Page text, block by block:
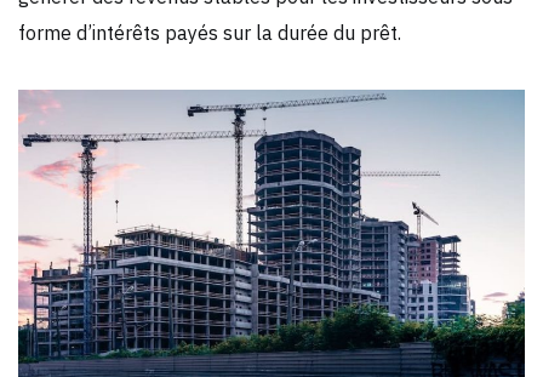
forme d’intérêts payés sur la durée du prêt.